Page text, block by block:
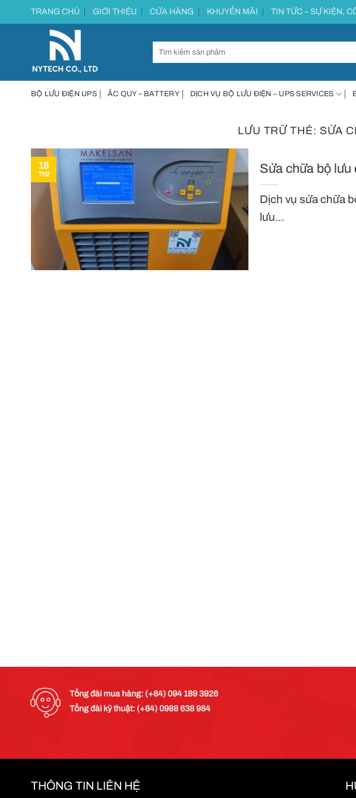
Chuyển
đến
TRANG CHỦ GIỚI THIỆU CỬA HÀNG KHUYẾN MÃI TIN TỨC – SỰ KIỆN,
BỘ LƯU ĐIỆN UPS ẮC QUY – BATTERY DỊCH VỤ BỘ LƯU ĐIỆN – UPS SERVICES
LƯU TRỮ THẺ: SỬA
Sửa chữa bộ lưu
Dịch vụ sửa chữa
lưu...
18
Th2
Tổng đài mua hàng: (+84) 094 189 3926
Tổng đài kỹ thuật: (+84) 0988 638 984
THÔNG TIN LIÊN HỆ